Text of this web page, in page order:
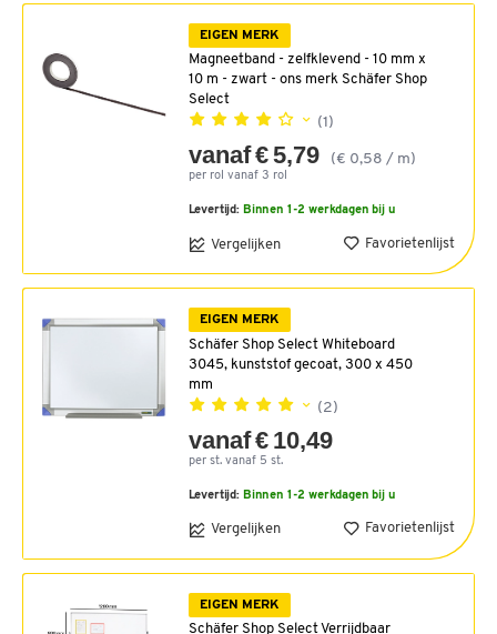
EIGEN MERK
Magneetband - zelfklevend - 10 mm x
10 m - zwart - ons merk Schäfer Shop
Select
(1)
vanaf € 5,79 (€ 0,58 / m)
per rol vanaf 3 rol
Levertijd: Binnen 1-2 werkdagen bij u
Vergelijken Favorietenlijst
EIGEN MERK
Schäfer Shop Select Whiteboard
3045, kunststof gecoat, 300 x 450
mm
(2)
vanaf € 10,49
per st. vanaf 5 st.
Levertijd: Binnen 1-2 werkdagen bij u
Vergelijken Favorietenlijst
EIGEN MERK
Schäfer Shop Select Verrijdbaar